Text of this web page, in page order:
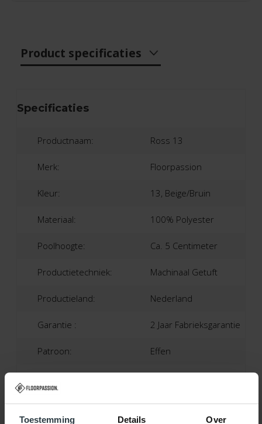
Toestemming Details Over
Product specificaties
Specificaties
Productnaam: Ross 13
Merk: Floorpassion
Kleur: 13, Beige/Bruin
Materiaal: 100% Polyester
Poolhoogte: Ca. 5 Centimeter
Productietechniek: Machinaal Getuft
Productieland: Nederland
Garantie : 2 Jaar Fabrieksgarantie
Patroon: Effen